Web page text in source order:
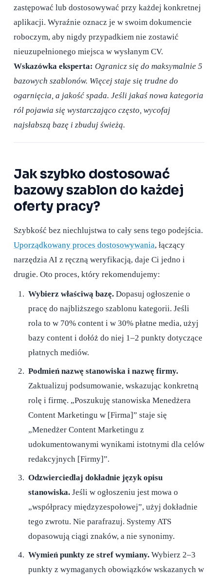
zastępować lub dostosowywać przy każdej konkretnej
aplikacji. Wyraźnie oznacz je w swoim dokumencie
roboczym, aby nigdy przypadkiem nie zostawić
nieuzupełnionego miejsca w wysłanym CV.
Wskazówka eksperta: Ogranicz się do maksymalnie 5
bazowych szablonów. Więcej staje się trudne do
ogarnięcia, a jakość spada. Jeśli jakaś nowa kategoria
ról pojawia się wystarczająco często, wycofaj
najsłabszą bazę i zbuduj świeżą.
Jak szybko dostosować
bazowy szablon do każdej
oferty pracy?
Szybkość bez niechlujstwa to cały sens tego podejścia.
Uporządkowany proces dostosowywania, łączący
narzędzia AI z ręczną weryfikacją, daje Ci jedno i
drugie. Oto proces, który rekomendujemy:
Wybierz właściwą bazę.Dopasuj ogłoszenie o
pracę do najbliższego szablonu kategorii. Jeśli
rola to w 70% content i w 30% płatne media, użyj
bazy content i dołóż do niej 1–2 punkty dotyczące
płatnych mediów.
Podmień nazwę stanowiska i nazwę firmy.
Zaktualizuj podsumowanie, wskazując konkretną
rolę i firmę. „Poszukuję stanowiska Menedżera
Content Marketingu w [Firma]” staje się
„Menedżer Content Marketingu z
udokumentowanymi wynikami istotnymi dla celów
redakcyjnych [Firmy]”.
Odzwierciedlaj dokładnie język opisu
stanowiska.Jeśli w ogłoszeniu jest mowa o
„współpracy międzyzespołowej”, użyj dokładnie
tego zwrotu. Nie parafrazuj. Systemy ATS
dopasowują ciągi znaków, a nie synonimy.
Wymień punkty ze stref wymiany.Wybierz 2–3
punkty z wymaganych obowiązków wskazanych w